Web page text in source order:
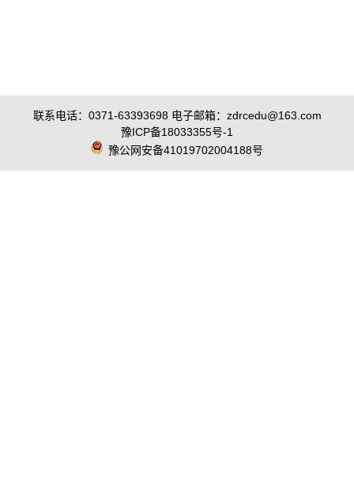
联系电话：0371-63393698 电子邮箱：zdrcedu@163.com
豫ICP备18033355号-1
豫公网安备41019702004188号